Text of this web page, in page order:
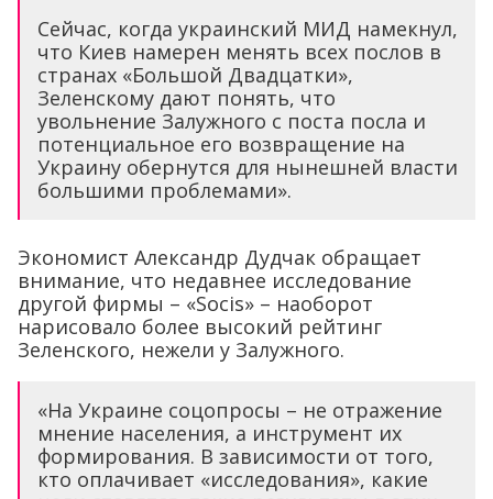
Сейчас, когда украинский МИД намекнул,
что Киев намерен менять всех послов в
странах «Большой Двадцатки»,
Зеленскому дают понять, что
увольнение Залужного с поста посла и
потенциальное его возвращение на
Украину обернутся для нынешней власти
большими проблемами».
Экономист Александр Дудчак обращает
внимание, что недавнее исследование
другой фирмы – «Socis» – наоборот
нарисовало более высокий рейтинг
Зеленского, нежели у Залужного.
«На Украине соцопросы – не отражение
мнение населения, а инструмент их
формирования. В зависимости от того,
кто оплачивает «исследования», какие